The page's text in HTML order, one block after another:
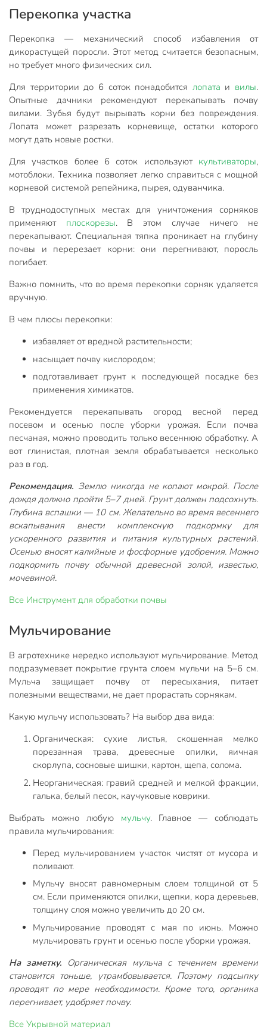
Перекопка участка
Перекопка — механический способ избавления от
дикорастущей поросли. Этот метод считается безопасным,
но требует много физических сил.
Для территории до 6 соток понадобится лопата и вилы.
Опытные дачники рекомендуют перекапывать почву
вилами. Зубья будут вырывать корни без повреждения.
Лопата может разрезать корневище, остатки которого
могут дать новые ростки.
Для участков более 6 соток используют культиваторы,
мотоблоки. Техника позволяет легко справиться с мощной
корневой системой репейника, пырея, одуванчика.
В труднодоступных местах для уничтожения сорняков
применяют плоскорезы. В этом случае ничего не
перекапывают. Специальная тяпка проникает на глубину
почвы и перерезает корни: они перегнивают, поросль
погибает.
Важно помнить, что во время перекопки сорняк удаляется
вручную.
В чем плюсы перекопки:
избавляет от вредной растительности;
насыщает почву кислородом;
подготавливает грунт к последующей посадке без
применения химикатов.
Рекомендуется перекапывать огород весной перед
посевом и осенью после уборки урожая. Если почва
песчаная, можно проводить только весеннюю обработку. А
вот глинистая, плотная земля обрабатывается несколько
раз в год.
Рекомендация. Землю никогда не копают мокрой. После
дождя должно пройти 5–7 дней. Грунт должен подсохнуть.
Глубина вспашки — 10 см. Желательно во время весеннего
вскапывания внести комплексную подкормку для
ускоренного развития и питания культурных растений.
Осенью вносят калийные и фосфорные удобрения. Можно
подкормить почву обычной древесной золой, известью,
мочевиной.
Все Инструмент для обработки почвы
Мульчирование
В агротехнике нередко используют мульчирование. Метод
подразумевает покрытие грунта слоем мульчи на 5–6 см.
Мульча защищает почву от пересыхания, питает
полезными веществами, не дает прорастать сорнякам.
Какую мульчу использовать? На выбор два вида:
Органическая: сухие листья, скошенная мелко
порезанная трава, древесные опилки, яичная
скорлупа, сосновые шишки, картон, щепа, солома.
Неорганическая: гравий средней и мелкой фракции,
галька, белый песок, каучуковые коврики.
Выбрать можно любую мульчу. Главное — соблюдать
правила мульчирования:
Перед мульчированием участок чистят от мусора и
поливают.
Мульчу вносят равномерным слоем толщиной от 5
см. Если применяются опилки, щепки, кора деревьев,
толщину слоя можно увеличить до 20 см.
Мульчирование проводят с мая по июнь. Можно
мульчировать грунт и осенью после уборки урожая.
На заметку. Органическая мульча с течением времени
становится тоньше, утрамбовывается. Поэтому подсыпку
проводят по мере необходимости. Кроме того, органика
перегнивает, удобряет почву.
Все Укрывной материал